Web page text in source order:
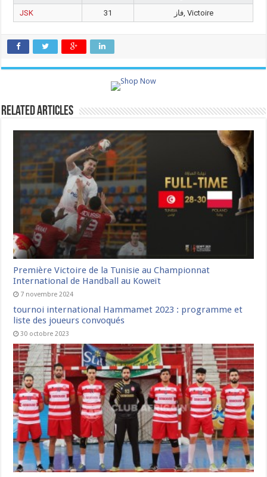
JSK
31 فاز, Victoire
Related Articles
Première Victoire de la Tunisie au Championnat
International de Handball au Koweït
7 novembre 2024
tournoi international Hammamet 2023 : programme et
liste des joueurs convoqués
30 octobre 2023